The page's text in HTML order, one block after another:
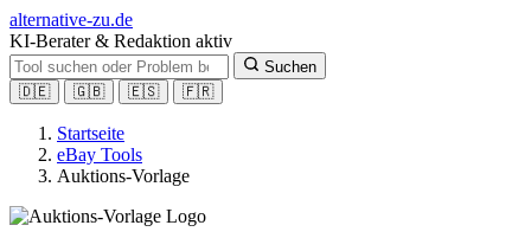
alternative-zu.de
KI-Berater & Redaktion aktiv
Suchen
🇩🇪
🇬🇧 🇪🇸 🇫🇷
Startseite
eBay Tools
Auktions-Vorlage